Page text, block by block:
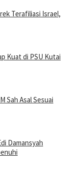
Terafiliasi Israel,
Kuat di PSU Kutai
Sah Asal Sesuai
Damansyah